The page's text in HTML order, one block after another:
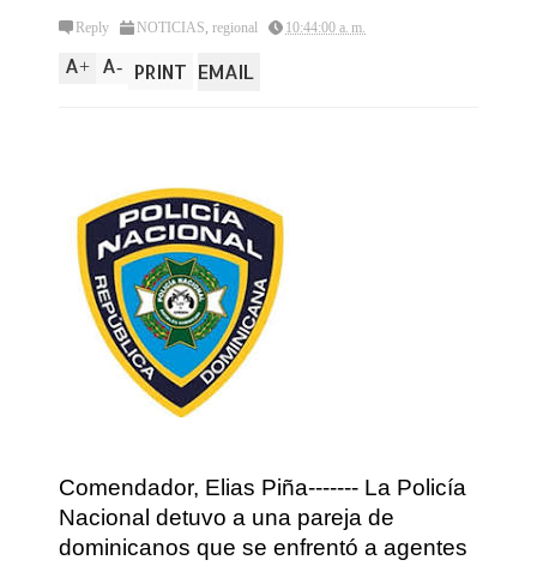
Reply NOTICIAS, regional 10:44:00 a. m.
A+ A- PRINT EMAIL
Comendador, Elias Piña------- La Policía
Nacional detuvo a una pareja de
dominicanos que se enfrentó a agentes